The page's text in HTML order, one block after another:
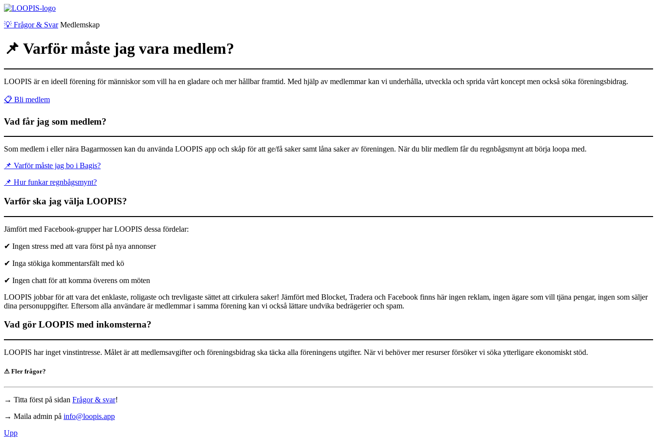
💡 Frågor & Svar Medlemskap
📌 Varför måste jag vara medlem?
LOOPIS är en ideell förening för människor som vill ha en gladare och mer hållbar framtid. Med hjälp av medlemmar kan vi underhålla, utveckla och sprida vårt koncept men också söka föreningsbidrag.
📋 Bli medlem
Vad får jag som medlem?
Som medlem i eller nära Bagarmossen kan du använda LOOPIS app och skåp för att ge/få saker samt låna saker av föreningen. När du blir medlem får du regnbågsmynt att börja loopa med.
📌 Varför måste jag bo i Bagis?
📌 Hur funkar regnbågsmynt?
Varför ska jag välja LOOPIS?
Jämfört med Facebook-grupper har LOOPIS dessa fördelar:
✔ Ingen stress med att vara först på nya annonser
✔ Inga stökiga kommentarsfält med kö
✔ Ingen chatt för att komma överens om möten
LOOPIS jobbar för att vara det enklaste, roligaste och trevligaste sättet att cirkulera saker! Jämfört med Blocket, Tradera och Facebook finns här ingen reklam, ingen ägare som vill tjäna pengar, ingen som säljer
dina personuppgifter. Eftersom alla användare är medlemmar i samma förening kan vi också lättare undvika bedrägerier och spam.
Vad gör LOOPIS med inkomsterna?
LOOPIS har inget vinstintresse. Målet är att medlemsavgifter och föreningsbidrag ska täcka alla föreningens utgifter. När vi behöver mer resurser försöker vi söka ytterligare ekonomiskt stöd.
⚠ Fler frågor?
→ Titta först på sidan Frågor & svar!
→ Maila admin på info@loopis.app
Upp